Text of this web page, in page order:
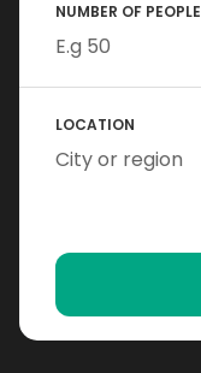
NUMBER OF PEOPLE
LOCATION